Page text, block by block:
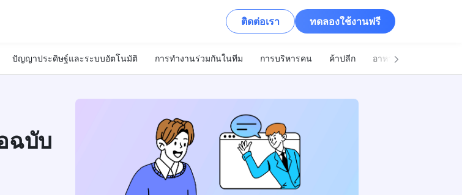
ติดต่อเรา ทดลองใช้งานฟรี
ปัญญาประดิษฐ์และระบบอัตโนมัติ การทำงานร่วมกันในทีม การบริหารคน ค้าปลีก อาหารและเครื่องดื่ม
ฉบับ